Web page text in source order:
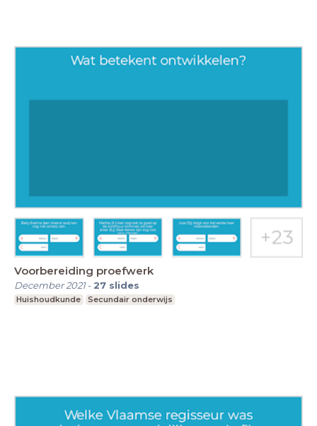
Voorbereiding proefwerk
December 2021- 27 slides
Huishoudkunde Secundair onderwijs